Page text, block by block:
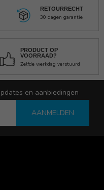
RETOURRECHT
30 dagen garantie
PRODUCT OP
VOORRAAD?
Zelfde werkdag verstuurd
en aanbiedingen
AANMELDEN